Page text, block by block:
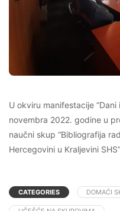
U okviru manifestacije “Dani
novembra 2022. godine u
naučni skup “Bibliografija
Hercegovini u Kraljevini
CATEGORIES DOMAĆI